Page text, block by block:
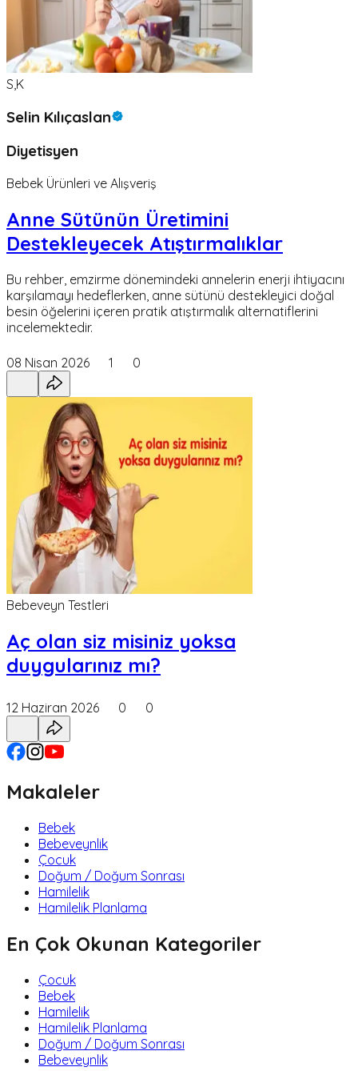
S,K
Selin Kılıçaslan
Diyetisyen
Bebek Ürünleri ve Alışveriş
Anne Sütünün Üretimini
Destekleyecek Atıştırmalıklar
Bu rehber, emzirme dönemindeki annelerin enerji ihtiyacını
karşılamayı hedeflerken, anne sütünü destekleyici doğal
besin öğelerini içeren pratik atıştırmalık alternatiflerini
incelemektedir.
08 Nisan 2026 1 0
Bebeveyn Testleri
Aç olan siz misiniz yoksa
duygularınız mı?
12 Haziran 2026 0 0
Makaleler
Bebek
Bebeveynlik
Çocuk
Doğum / Doğum Sonrası
Hamilelik
Hamilelik Planlama
En Çok Okunan Kategoriler
Çocuk
Bebek
Hamilelik
Hamilelik Planlama
Doğum / Doğum Sonrası
Bebeveynlik